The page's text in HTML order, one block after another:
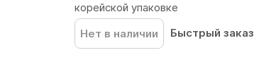
корейской упаковке
Нет в наличии
Быстрый заказ